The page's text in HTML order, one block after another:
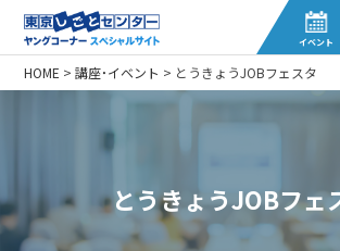
イベント
HOME >講座・イベント > とうきょうJOBフェスタ
とうきょうJOBフェ